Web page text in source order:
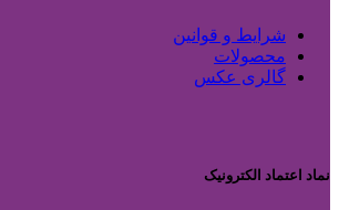
شرایط و قوانین
محصولات
گالری عکس
نماد اعتماد الکترونیک